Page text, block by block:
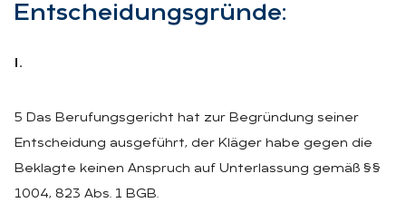
Ent­schei­dungs­grün­de:
I.
5 Das Berufungsgericht hat zur Begründung seiner
Entscheidung ausgeführt, der Kläger habe gegen die
Beklagte keinen Anspruch auf Unterlassung gemäß §§
1004, 823 Abs. 1 BGB.